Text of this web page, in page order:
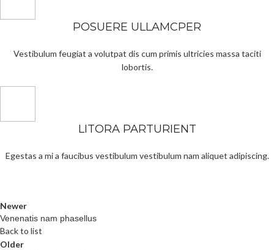
POSUERE ULLAMCPER
Vestibulum feugiat a volutpat dis cum primis ultricies massa taciti
lobortis.
LITORA PARTURIENT
Egestas a mi a faucibus vestibulum vestibulum nam aliquet adipiscing.
Newer
Venenatis nam phasellus
Back to list
Older